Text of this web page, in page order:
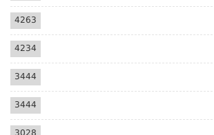
4263
4234
3444
3444